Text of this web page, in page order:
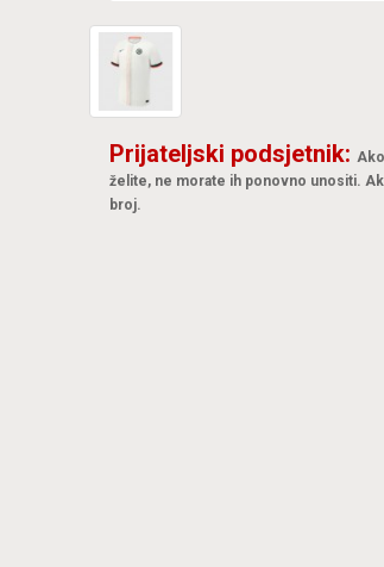
Prijateljski podsjetnik:
želite, ne morate ih ponovno unositi.
broj.